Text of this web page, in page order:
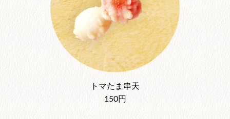
トマたま串天
150円